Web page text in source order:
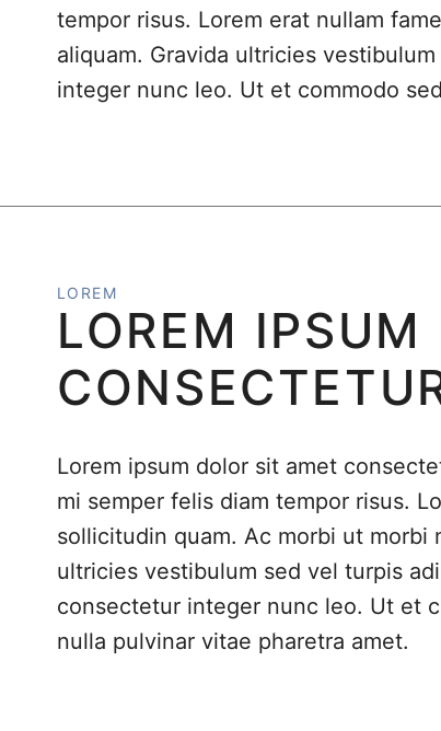
tempor risus. Lorem erat nullam
aliquam. Gravida ultricies
integer nunc leo. Ut et commodo
LOREM
LOREM
Lorem ipsum dolor sit amet
mi semper felis diam tempor risus.
sollicitudin quam. Ac morbi ut morbi
ultricies vestibulum sed vel turpis
consectetur integer nunc leo. Ut et
nulla pulvinar vitae pharetra amet.